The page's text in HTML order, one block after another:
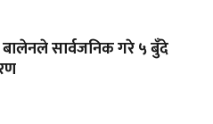
बालेनले सार्वजनिक गरे ५ बुँदे